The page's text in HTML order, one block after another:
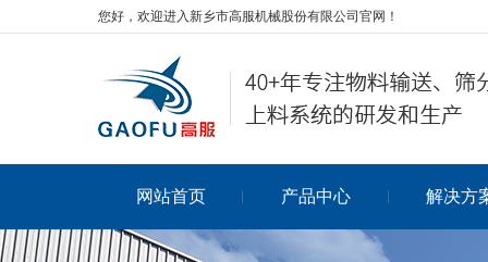
您好，欢迎进入新乡市高服机械股份有限公司官网！
网站首页 产品中心 解决方